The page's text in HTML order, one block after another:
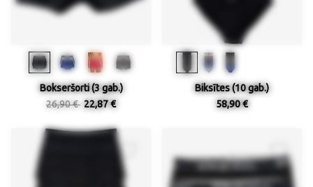
Bokseršorti (3 gab.)
26,90 € 22,87 €
Biksītes (10 gab.)
58,90 €